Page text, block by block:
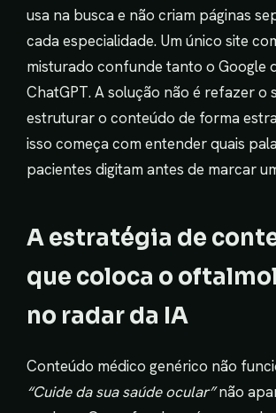
usa na busca e não criam páginas
cada especialidade. Um único site
misturado confunde tanto o Google
ChatGPT. A solução não é refazer o
estruturar o conteúdo de forma
isso começa com entender quais
pacientes digitam antes de marcar
A estratégia de
que coloca o
no radar da IA
Conteúdo médico genérico não
“Cuide da sua saúde ocular”não